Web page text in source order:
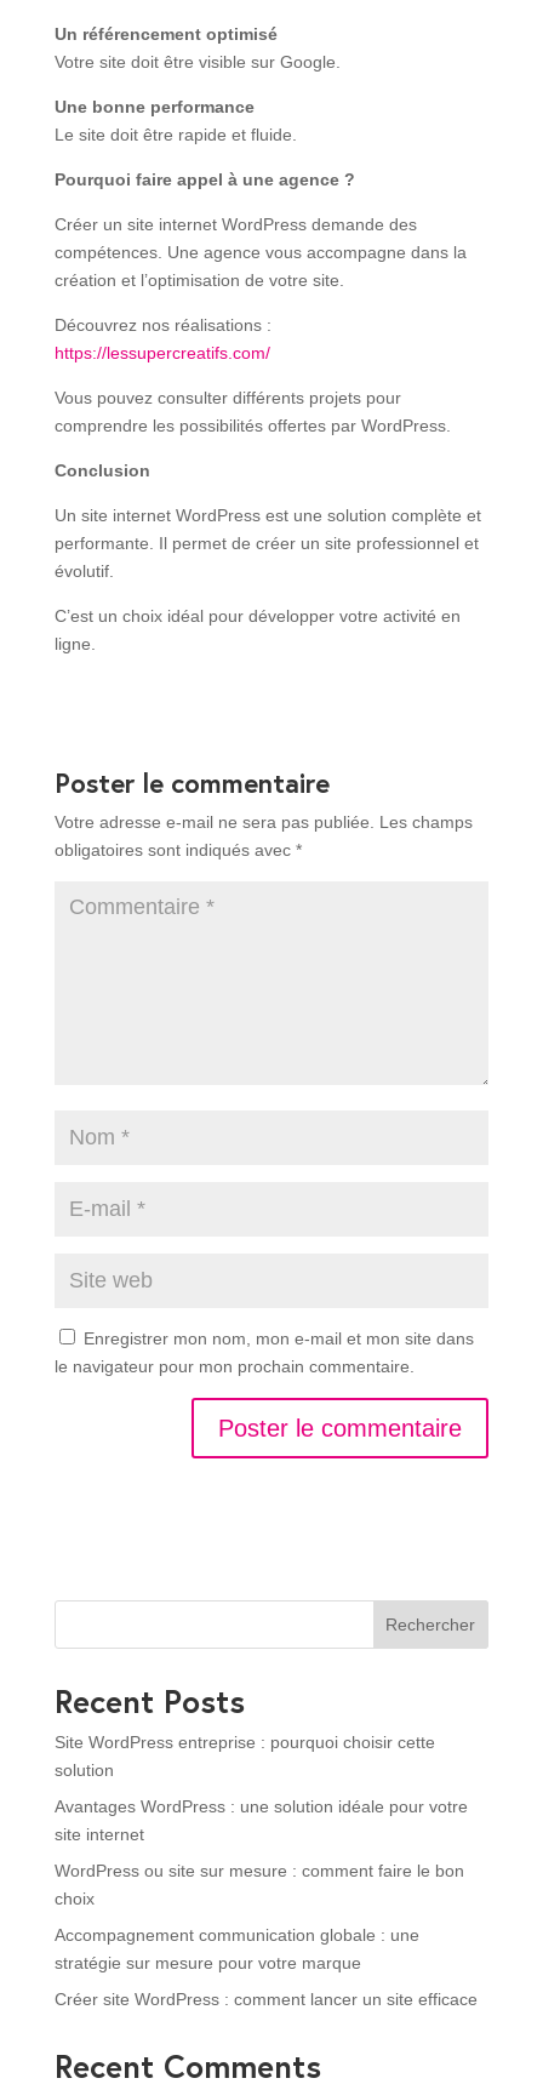
Un référencement optimisé
Votre site doit être visible sur Google.
Une bonne performance
Le site doit être rapide et fluide.
Pourquoi faire appel à une agence ?
Créer un site internet WordPress demande des
compétences. Une agence vous accompagne dans la
création et l’optimisation de votre site.
Découvrez nos réalisations :
https://lessupercreatifs.com/
Vous pouvez consulter différents projets pour
comprendre les possibilités offertes par WordPress.
Conclusion
Un site internet WordPress est une solution complète et
performante. Il permet de créer un site professionnel et
évolutif.
C’est un choix idéal pour développer votre activité en
ligne.
Poster le commentaire
Votre adresse e-mail ne sera pas publiée.
Les champs
obligatoires sont indiqués avec *
Enregistrer mon nom, mon e-mail et mon site dans
le navigateur pour mon prochain commentaire.
Rechercher
Recent Posts
Site WordPress entreprise : pourquoi choisir cette
solution
Avantages WordPress : une solution idéale pour votre
site internet
WordPress ou site sur mesure : comment faire le bon
choix
Accompagnement communication globale : une
stratégie sur mesure pour votre marque
Créer site WordPress : comment lancer un site efficace
Recent Comments